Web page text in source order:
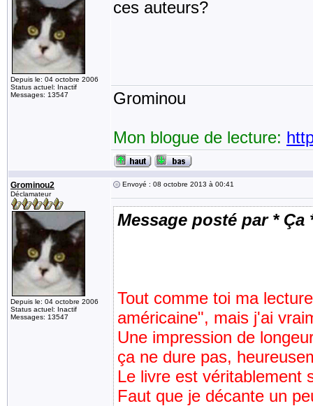
Depuis le: 04 octobre 2006
Status actuel: Inactif
Messages: 13547
ces auteurs?
Grominou
Mon blogue de lecture:
Grominou2
Déclamateur
Depuis le: 04 octobre 2006
Status actuel: Inactif
Messages: 13547
Envoyé : 08 octobre 2013 à 00:41
Message posté par * Ça
Tout comme toi ma
américaine", mais j'ai
Une impression de
ça ne dure pas,
Le livre est véritablement
Faut que je décante un